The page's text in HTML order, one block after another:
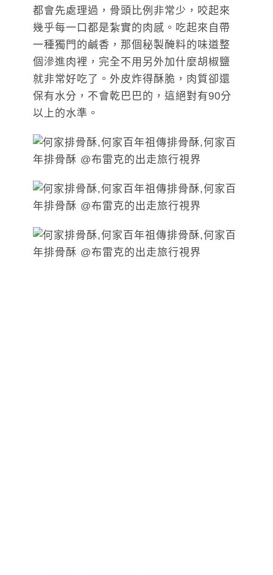
都會先處理過，骨頭比例非常少，咬起來
幾乎每一口都是紮實的肉感。吃起來自帶
一種獨門的鹹香，那個秘製醃料的味道整
個滲進肉裡，完全不用另外加什麼胡椒鹽
就非常好吃了。外皮炸得酥脆，肉質卻還
保有水分，不會乾巴巴的，這絕對有90分
以上的水準。